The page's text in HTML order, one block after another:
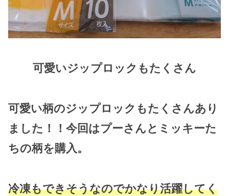
可愛いジップロックもたくさん
可愛い柄のジップロックもたくさんあり
ました！！今回はプーさんとミッキーた
ちの柄を購入。
冷凍もできそうなのでかなり活躍してく